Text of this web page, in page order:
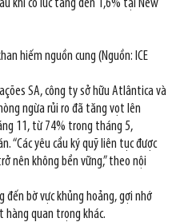
khi có lúc tăng đến 1,6% tại New
hiếm nguồn cung (Nguồn: ICE
SA, công ty sở hữu Atlântica và
ngừa rủi ro đã tăng vọt lên
11, từ 74% trong tháng 5,
“Các yêu cầu ký quỹ liên tục được
nên không bền vững,” theo nội
bờ vực khủng hoảng, gợi nhớ
hàng quan trọng khác.